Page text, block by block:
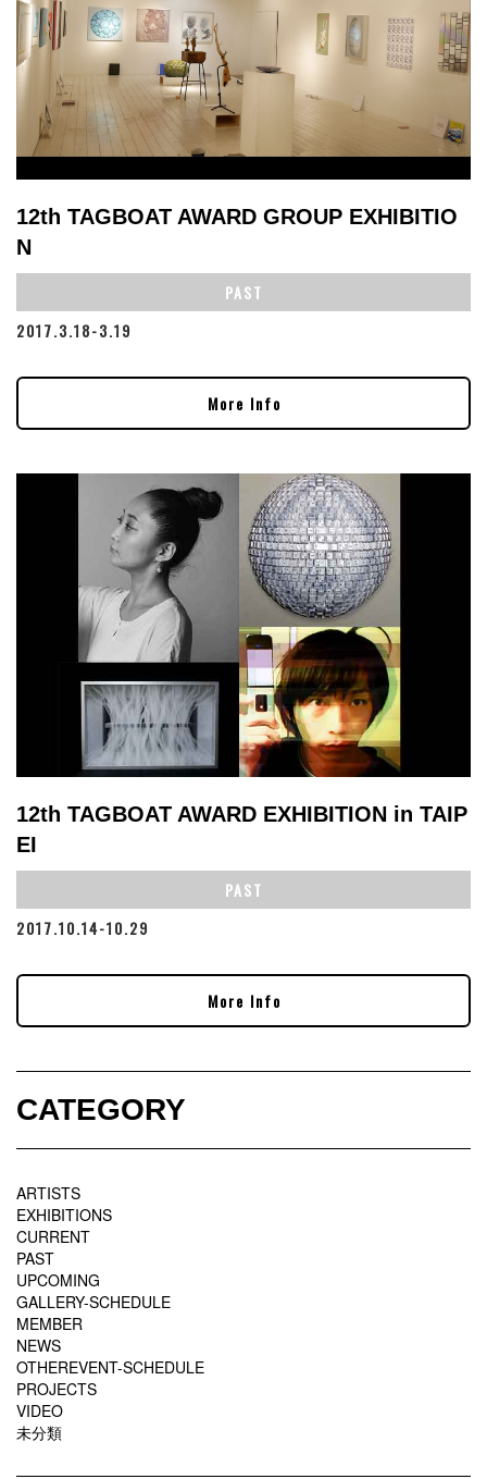
12th TAGBOAT AWARD GROUP EXHIBITIO
N
PAST
2017.3.18-3.19
More Info
12th TAGBOAT AWARD EXHIBITION in TAIP
EI
PAST
2017.10.14-10.29
More Info
CATEGORY
ARTISTS
EXHIBITIONS
CURRENT
PAST
UPCOMING
GALLERY-SCHEDULE
MEMBER
NEWS
OTHEREVENT-SCHEDULE
PROJECTS
VIDEO
未分類